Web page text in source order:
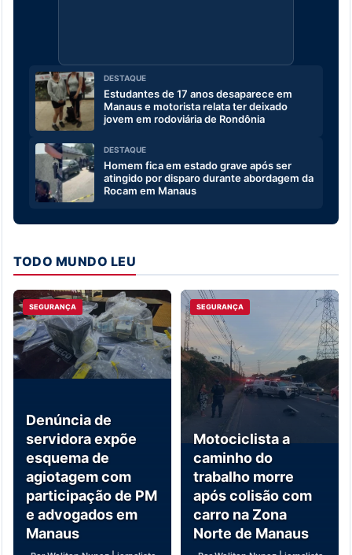
DESTAQUE
Estudantes de 17 anos desaparece em
Manaus e motorista relata ter deixado
jovem em rodoviária de Rondônia
DESTAQUE
Homem fica em estado grave após ser
atingido por disparo durante abordagem da
Rocam em Manaus
TODO MUNDO LEU
SEGURANÇA
Denúncia de
servidora expõe
esquema de
agiotagem com
participação de PM
e advogados em
Manaus
SEGURANÇA
Motociclista a
caminho do
trabalho morre
após colisão com
carro na Zona
Norte de Manaus